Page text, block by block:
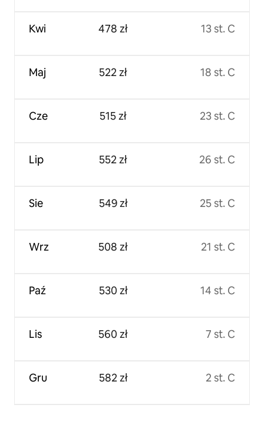
Kwi
Maj
Cze
Lip
Sie
Wrz
Paź
Lis
Gru
478 zł
522 zł
515 zł
552 zł
549 zł
508 zł
530 zł
560 zł
582 zł
13 st. C
18 st. C
23 st. C
26 st. C
25 st. C
21 st. C
14 st. C
7 st. C
2 st. C